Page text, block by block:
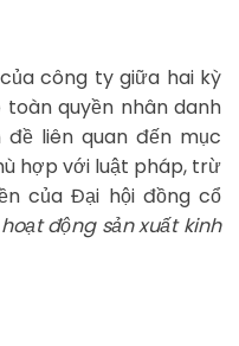
công ty giữa hai kỳ
quyền nhân danh
liên quan đến mục
hợp với luật pháp, trừ
của Đại hội đồng cổ
động sản xuất kinh